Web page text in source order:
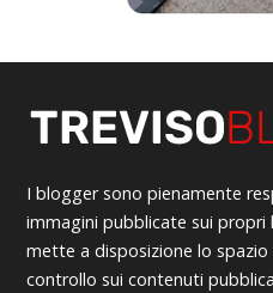
I blogger sono pienamente
immagini pubblicate sui propri
mette a disposizione lo
controllo sui contenuti